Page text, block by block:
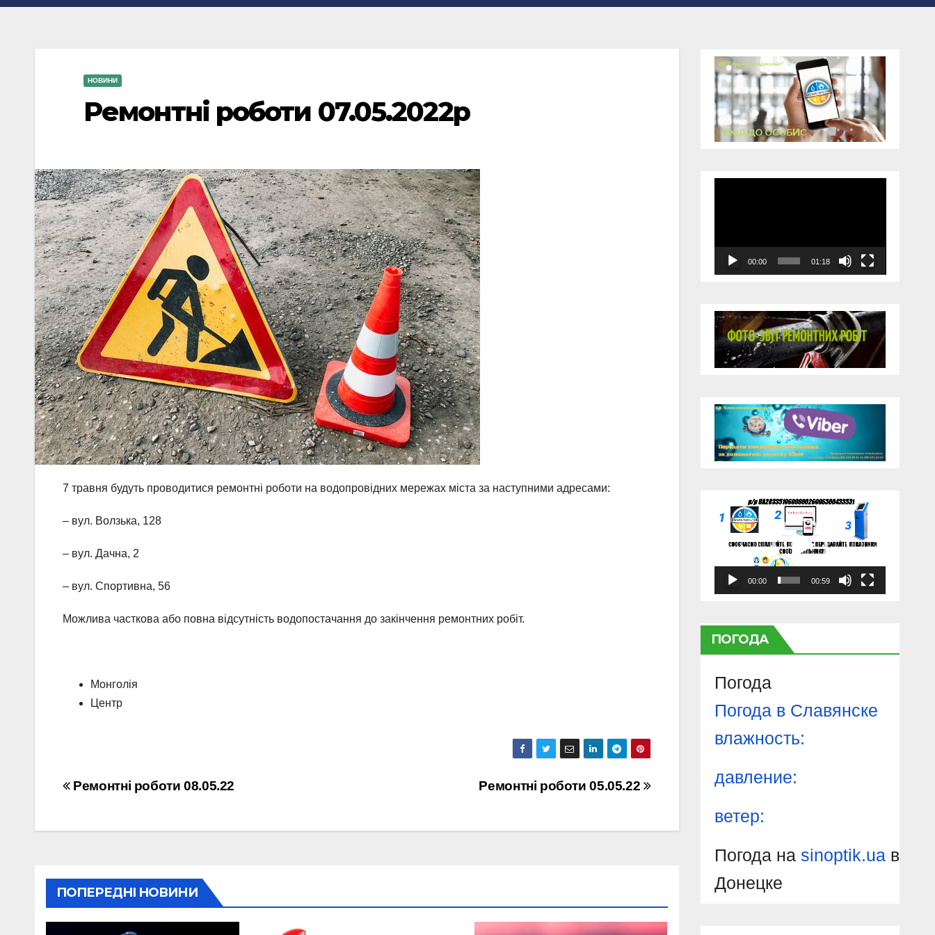
НОВИНИ
Ремонтні роботи 07.05.2022р
7 травня будуть проводитися ремонтні роботи на водопровідних мережах міста за наступними адресами:
– вул. Волзька, 128
– вул. Дачна, 2
– вул. Спортивна, 56
Можлива часткова або повна відсутність водопостачання до закінчення ремонтних робіт.
Монголія
Центр
Навігація
Ремонтні роботи 05.05.22
Ремонтні роботи 08.05.22
ПОПЕРЕДНІ НОВИНИ
00:00 01:18
Відеопрогравач
00:00 00:59
ПОГОДА
Погода
Погода в Славянске
влажность:
давление:
ветер:
Погода на sinoptik.uaв
Донецке